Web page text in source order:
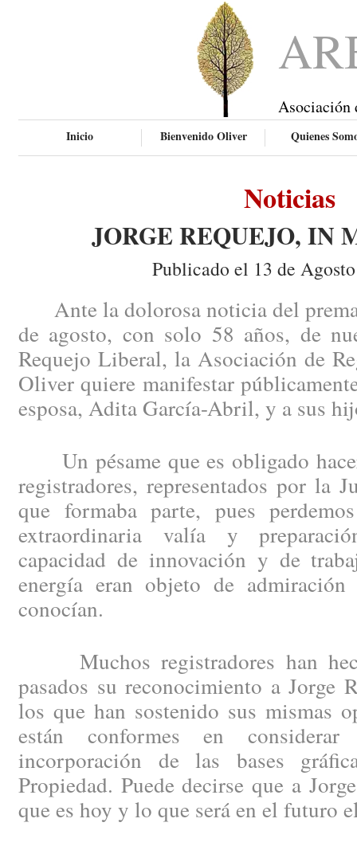
Asociación
Inicio Bienvenido Oliver Quienes
Noticias
JORGE REQUEJO, IN
Publicado el 13 de
Ante la dolorosa noticia del
de agosto, con solo 58 años, de
Requejo Liberal, la Asociación de
Oliver quiere manifestar
esposa, Adita García-Abril, y a sus
Un pésame que es obligado
registradores, representados por la
que formaba parte, pues
extraordinaria valía y
capacidad de innovación y de
energía eran objeto de
conocían.
Muchos registradores han
pasados su reconocimiento a Jorge
los que han sostenido sus mismas
están conformes en
incorporación de las bases
Propiedad. Puede decirse que a
que es hoy y lo que será en el futuro